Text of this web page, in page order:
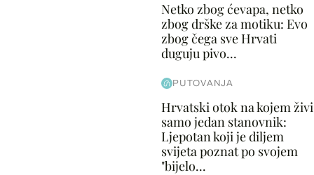
Netko zbog ćevapa, netko
zbog drške za motiku: Evo
zbog čega sve Hrvati
duguju pivo...
PUTOVANJA
Hrvatski otok na kojem živi
samo jedan stanovnik:
Ljepotan koji je diljem
svijeta poznat po svojem
"bijelo...